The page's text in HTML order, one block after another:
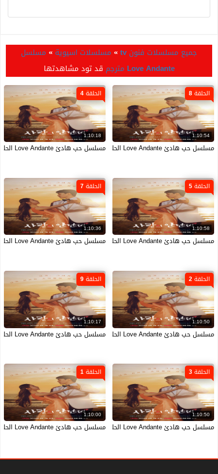
جميع مسلسلات فنون tv » مسلسلات اسيوية » مسلسل
Love Andante مترجم
قد تود مشاهدتها
1:10:54
الحلقة 8
مسلسل حب هادئ Love Andante الحلقة 8 الثامنة مترجمة
1:10:18
الحلقة 4
مسلسل حب هادئ Love Andante الحلقة 4 الرابعة مترجمة
1:10:58
الحلقة 5
مسلسل حب هادئ Love Andante الحلقة 5 الخامسة مترجمة
1:10:36
الحلقة 7
مسلسل حب هادئ Love Andante الحلقة 7 السابعة مترجمة
1:10:50
الحلقة 2
مسلسل حب هادئ Love Andante الحلقة 2 الثانية مترجمة
1:10:17
الحلقة 9
مسلسل حب هادئ Love Andante الحلقة 9 التاسعة مترجمة
1:10:50
الحلقة 3
مسلسل حب هادئ Love Andante الحلقة 3 الثالثة مترجمة
1:10:00
الحلقة 1
مسلسل حب هادئ Love Andante الحلقة 1 الاولى مترجمة